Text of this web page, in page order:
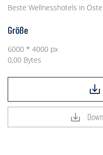
Beste Wellnesshotels in
Größe
6000 * 4000 px
0,00 Bytes